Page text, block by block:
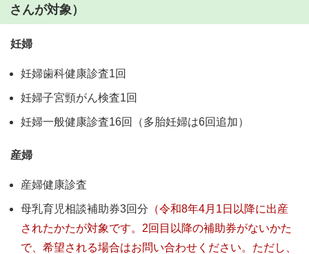
さんが対象）
妊婦
妊婦歯科健康診査1回
妊婦子宮頸がん検査1回
妊婦一般健康診査16回（多胎妊婦は6回追加）
産婦
産婦健康診査
母乳育児相談補助券3回分 （令和8年4月1日以降に出産
されたかたが対象です。2回目以降の補助券がないかた
で、希望される場合はお問い合わせください。ただし、